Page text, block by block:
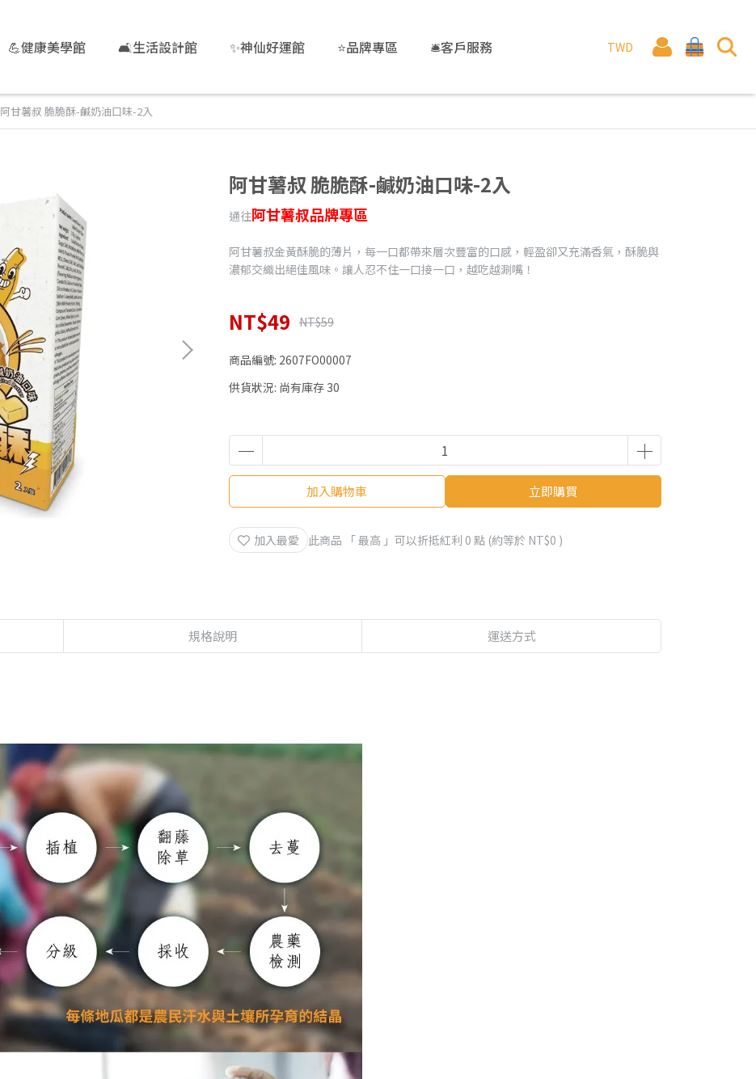
💪健康美學館 🛋️生活設計館 ✨神仙好運館 ⭐品牌專區 🛎️客戶服務 TWD
阿甘薯叔 脆脆酥-鹹奶油口味-2入
阿甘薯叔 脆脆酥-鹹奶油口味-2入
通往阿甘薯叔品牌專區
阿甘薯叔金黃酥脆的薄片，每一口都帶來層次豐富的口感，輕盈卻又充滿香氣，酥脆與
濃郁交織出絕佳風味。讓人忍不住一口接一口，越吃越涮嘴！
NT$49 NT$59
商品編號: 2607FO00007
供貨狀況: 尚有庫存 30
加入購物車 立即購買
加入最愛 此商品 「 最高 」可以折抵紅利 0 點 (約等於 NT$0 )
規格說明 運送方式